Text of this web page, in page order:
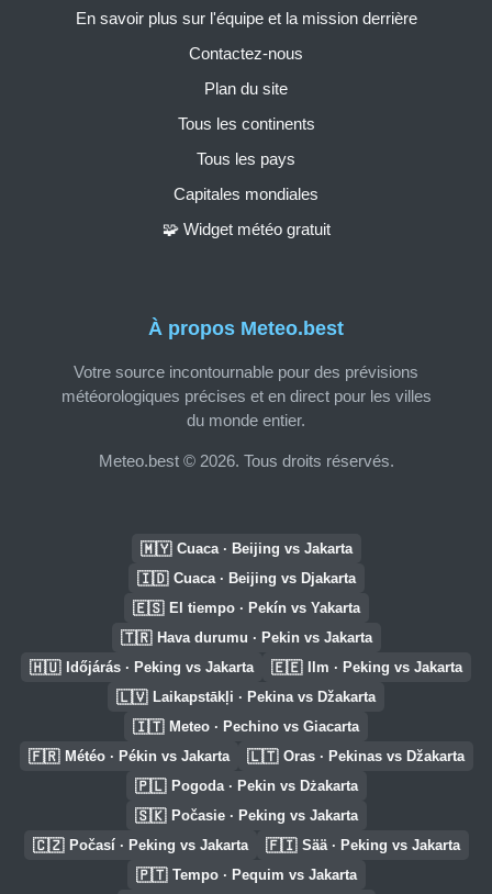
À propos Meteo.best
Votre source incontournable pour des prévisions
météorologiques précises et en direct pour les villes
du monde entier.
Meteo.best © 2026. Tous droits réservés.
En savoir plus sur l'équipe et la mission derrière
Contactez-nous
Plan du site
Tous les continents
Tous les pays
Capitales mondiales
🧩 Widget météo gratuit
🇲🇾 Cuaca · Beijing vs Jakarta
🇮🇩 Cuaca · Beijing vs Djakarta
🇪🇸 El tiempo · Pekín vs Yakarta
🇹🇷 Hava durumu · Pekin vs Jakarta
🇭🇺 Időjárás · Peking vs Jakarta 🇪🇪 Ilm · Peking vs Jakarta
🇱🇻 Laikapstākļi · Pekina vs Džakarta
🇮🇹 Meteo · Pechino vs Giacarta
🇫🇷 Météo · Pékin vs Jakarta 🇱🇹 Oras · Pekinas vs Džakarta
🇵🇱 Pogoda · Pekin vs Dżakarta
🇸🇰 Počasie · Peking vs Jakarta
🇨🇿 Počasí · Peking vs Jakarta 🇫🇮 Sää · Peking vs Jakarta
🇵🇹 Tempo · Pequim vs Jakarta